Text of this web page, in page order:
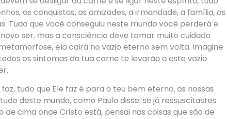
as conquistas, as amizades, a irmandade, a família, os
Tudo que você conseguiu neste mundo você perderá e
ser, mas a consciência deve tomar muito cuidado
ela cairá no vazio eterno sem volta. Imagine
os sintomas da tua carne te levarão a este vazio
tudo que Ele faz é para o teu bem eterno, as nossas
deste mundo, como Paulo disse: se já ressuscitastes
de cima onde Cristo está, pensai nas coisas que são de